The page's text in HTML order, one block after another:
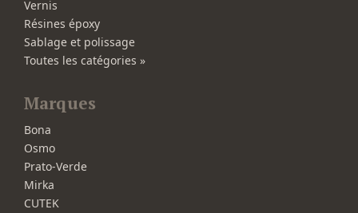
Vernis
Résines époxy
Sablage et polissage
Toutes les catégories »
Marques
Bona
Osmo
Prato-Verde
Mirka
CUTEK